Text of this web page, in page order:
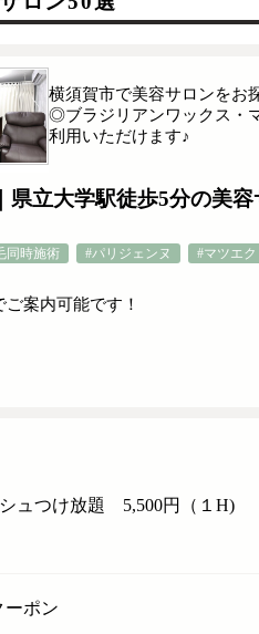
県立大学駅徒歩5分の美容
同時施術 #パリジェンヌ #マツエク
横須賀市で美容サロンをお
◎ブラジリアンワックス・
利用いただけます♪
案内可能です！
ュつけ放題 5,500円（１H)
ーポン